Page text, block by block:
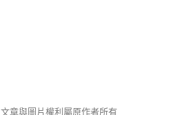
文章與圖片權利屬原作者所有